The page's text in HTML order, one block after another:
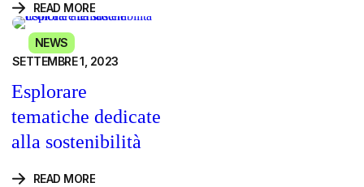
READ MORE
NEWS
SETTEMBRE 1, 2023
Esplorare
tematiche dedicate
alla sostenibilità
READ MORE